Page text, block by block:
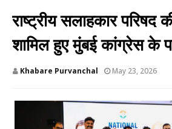
राष्ट्रीय सलाहकार परिषद
शामिल हुए मुंबई कांग्रेस के
Khabare Purvanchal May 23, 2026